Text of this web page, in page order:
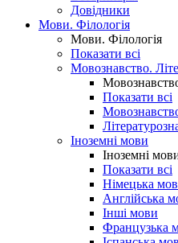
Довідники
Мови. Філологія
Мови. Філологія
Показати всі
Мовознавство.
Показати всі
Іноземні мови
Іноземні
Показати всі
Німецька
Англійська
Інші мови
Французька